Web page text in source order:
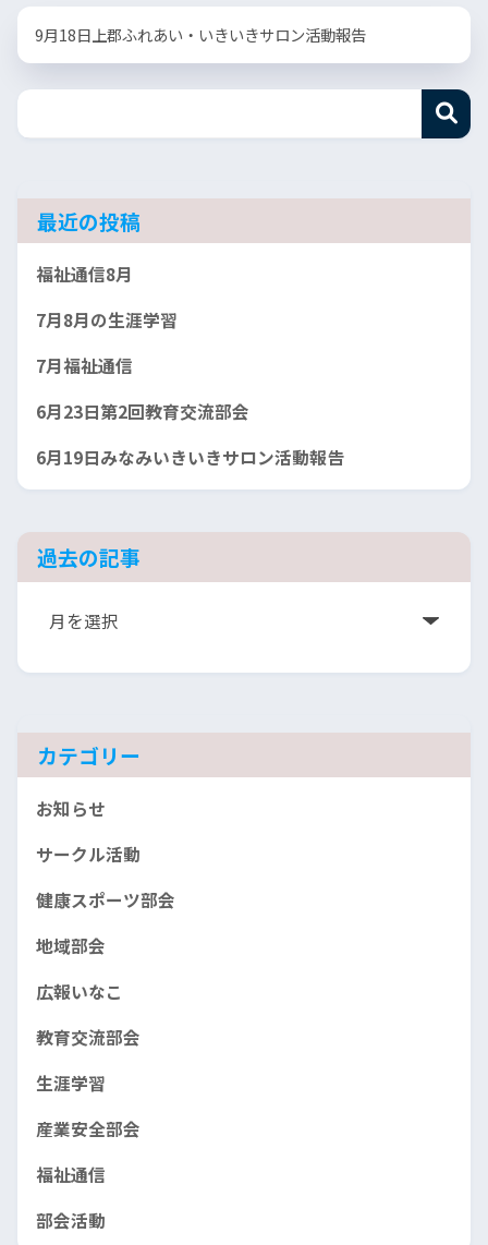
9月18日上郡ふれあい・いきいきサロン活動報告
最近の投稿
福祉通信8月
7月8月の生涯学習
7月福祉通信
6月23日第2回教育交流部会
6月19日みなみいきいきサロン活動報告
過去の記事
ア
カ
ブ
カテゴリー
お知らせ
サークル活動
健康スポーツ部会
地域部会
広報いなこ
教育交流部会
生涯学習
産業安全部会
福祉通信
部会活動